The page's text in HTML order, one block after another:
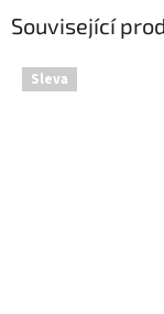
Související
Sleva